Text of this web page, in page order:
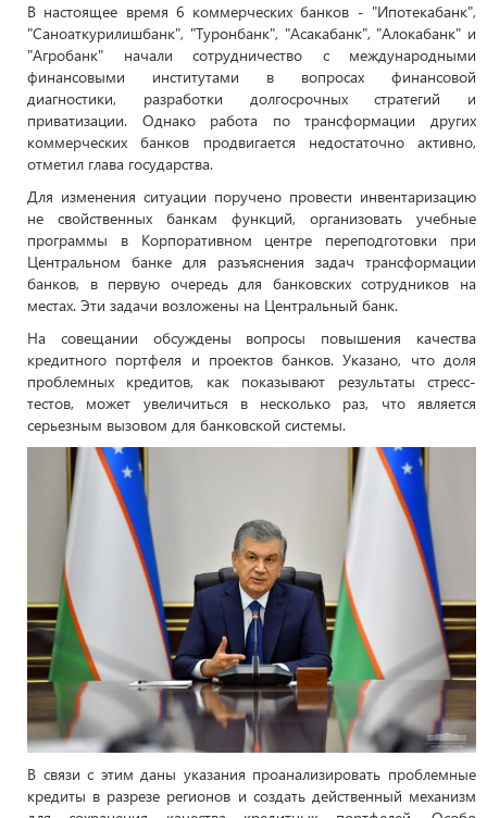
В настоящее время 6 коммерческих банков - "Ипотекабанк",
"Саноаткурилишбанк", "Туронбанк", "Асакабанк", "Алокабанк" и
"Агробанк" начали сотрудничество с международными
финансовыми институтами в вопросах финансовой
диагностики, разработки долгосрочных стратегий и
приватизации. Однако работа по трансформации других
коммерческих банков продвигается недостаточно активно,
отметил глава государства.
Для изменения ситуации поручено провести инвентаризацию
не свойственных банкам функций, организовать учебные
программы в Корпоративном центре переподготовки при
Центральном банке для разъяснения задач трансформации
банков, в первую очередь для банковских сотрудников на
местах. Эти задачи возложены на Центральный банк.
На совещании обсуждены вопросы повышения качества
кредитного портфеля и проектов банков. Указано, что доля
проблемных кредитов, как показывают результаты стресс-
тестов, может увеличиться в несколько раз, что является
серьезным вызовом для банковской системы.
В связи с этим даны указания проанализировать проблемные
кредиты в разрезе регионов и создать действенный механизм